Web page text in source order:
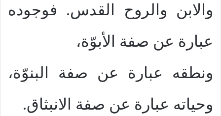
والابن والروح القدس. فوجوده
عبارة عن صفة الأبوّة،
ونطقه عبارة عن صفة البنوّة،
وحياته عبارة عن صفة الانبثاق.